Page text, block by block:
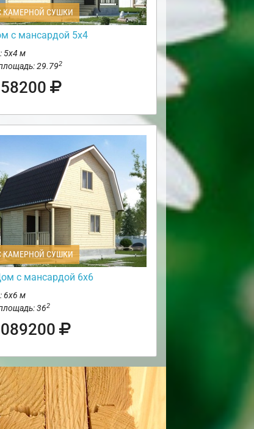
КАМЕРНОЙ СУШКИ
с мансардой 5х4
5х4 м
29.792
КАМЕРНОЙ СУШКИ
с мансардой 6х6
6х6 м
362